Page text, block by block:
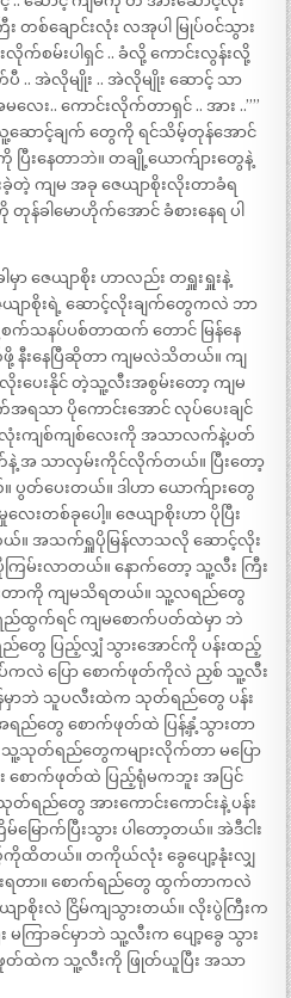
း တစ်ချောင်းလုံး လအုပါ မြုပ်ဝင်သွား
းလိုက်စမ်းပါရှင် .. ခံလို့ ကောင်းလွန်းလို့
ပီ .. အဲလိုမျိုး .. အဲလိုမျိုး ဆောင့် သာ
ေး.. ကောင်းလိုက်တာရှင် .. အား ..””
သူ့ဆောင့်ချက် တွေကို ရင်သိမ့်တုန်အောင်
ပြီးနေတာဘဲ။ တချို့ယောက်ျားတွေနဲ့
တဲ့ ကျမ အခု ဇေယျာစိုးလိုးတာခံရ
ါမောဟိုက်အောင် ခံစားနေရ ပါ
မှာ ဇေယျာစိုး ဟာလည်း တရှူးရှူးနဲ့
ျာစိုးရဲ့ ဆောင့်လိုးချက်တွေကလဲ ဘာ
က်သနပ်ပစ်တာထက် တောင် မြန်နေ
းနေပြီဆိုတာ ကျမလဲသိတယ်။ ကျ
းပေးနိုင် တဲ့သူ့လီးအစွမ်းတော့ ကျမ
ရသာ ပိုကောင်းအောင် လုပ်ပေးချင်
လုံးကျစ်ကျစ်လေးကို အသာလက်နဲ့ပတ်
နဲ့ အ သာလှမ်းကိုင်လိုက်တယ်။ ပြီးတော့
တ်ပေးတယ်။ ဒါဟာ ယောက်ျားတွေ
တစ်ခုပေါ့။ ဇေယျာစိုးဟာ ပိုပြီး
ယ်။ အသက်ရှူပိုမြန်လာသလို ဆောင့်လိုး
ကြမ်းလာတယ်။ နောက်တော့ သူ့လီး ကြီး
းတာကို ကျမသိရတယ်။ သူ့လရည်တွေ
ည်ထွက်ရင် ကျမစောက်ပတ်ထဲမှာ ဘဲ
တွေ ပြည့်လျှံ သွားအောင်ကို ပန်းထည့်
ါးစပ်ကလဲ ပြော စောက်ဖုတ်ကိုလဲ ညှစ် သူ့လီး
ာဘဲ သူပလီးထဲက သုတ်ရည်တွေ ပန်း
အရည်တွေ စောက်ဖုတ်ထဲ ပြန့်နှံ့သွားတာ
သုတ်ရည်တွေကများလိုက်တာ မပြော
စောက်ဖုတ်ထဲ ပြည့်ရုံမကဘူး အပြင်
တွေ အားကောင်းကောင်းနဲ့ ပန်း
ြောက်ပြီးသွား ပါတော့တယ်။ အဲဒီငါး
ကိုထိတယ်။ တကိုယ်လုံး ခွေပျော့နုံးလျှ
းရတာ။ စောက်ရည်တွေ ထွက်တာကလဲ
ျာစိုးလဲ ငြိမ်ကျသွားတယ်။ လိုးပွဲကြီးက
ကြာခင်မှာဘဲ သူ့လီးက ပျော့ခွေ သွား
ဖုတ်ထဲက သူ့လီးကို ဖြုတ်ယူပြီး အသာ